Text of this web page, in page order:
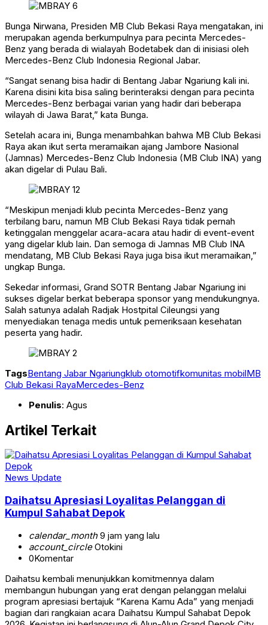
Bunga Nirwana, Presiden MB Club Bekasi Raya mengatakan, ini
merupakan agenda berkumpulnya para pecinta Mercedes-
Benz yang berada di wialayah Bodetabek dan di inisiasi oleh
Mercedes-Benz Club Indonesia Regional Jabar.
“Sangat senang bisa hadir di Bentang Jabar Ngariung kali ini.
Karena disini kita bisa saling berinteraksi dengan para pecinta
Mercedes-Benz berbagai varian yang hadir dari beberapa
wilayah di Jawa Barat,” kata Bunga.
Setelah acara ini, Bunga menambahkan bahwa MB Club Bekasi
Raya akan ikut serta meramaikan ajang Jambore Nasional
(Jamnas) Mercedes-Benz Club Indonesia (MB Club INA) yang
akan digelar di Pulau Bali.
“Meskipun menjadi klub pecinta Mercedes-Benz yang
terbilang baru, namun MB Club Bekasi Raya tidak pernah
ketinggalan menggelar acara-acara atau hadir di event-event
yang digelar klub lain. Dan semoga di Jamnas MB Club INA
mendatang, MB Club Bekasi Raya juga bisa ikut meramaikan,”
ungkap Bunga.
Sekedar informasi, Grand SOTR Bentang Jabar Ngariung ini
sukses digelar berkat beberapa sponsor yang mendukungnya.
Salah satunya adalah Radjak Hostpital Cileungsi yang
menyediakan tenaga medis untuk pemeriksaan kesehatan
peserta yang hadir.
TagsBentang Jabar Ngariungklub otomotifkomunitas mobilMB
Club Bekasi RayaMercedes-Benz
Penulis: Agus
Artikel Terkait
News Update
Daihatsu Apresiasi Loyalitas Pelanggan di
Kumpul Sahabat Depok
calendar_month9 jam yang lalu
account_circleOtokini
0Komentar
Daihatsu kembali menunjukkan komitmennya dalam
membangun hubungan yang erat dengan pelanggan melalui
program apresiasi bertajuk “Karena Kamu Ada” yang menjadi
bagian dari rangkaian acara Daihatsu Kumpul Sahabat Depok